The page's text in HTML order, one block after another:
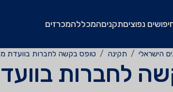
נפוציםתקניםהמכללהמכרזים
הישראלי תקינה טופס בקשה לחברות בוועדת
לחברות